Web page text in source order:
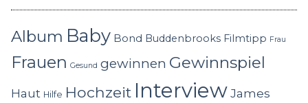
Album Baby Bond Buddenbrooks Filmtipp Frau
Frauen Gesund gewinnen Gewinnspiel
Haut Hilfe Hochzeit InterviewJames